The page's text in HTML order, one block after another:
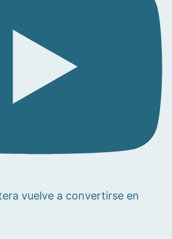
vuelve a convertirse en